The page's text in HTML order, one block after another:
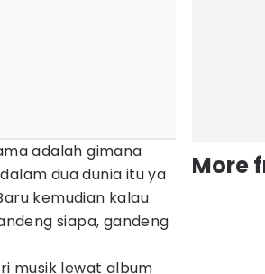
adalah gimana
dua dunia itu ya
kemudian kalau
siapa, gandeng
musik lewat album
More